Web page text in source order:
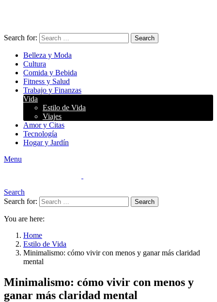
Search for: Search
Belleza y Moda
Cultura
Comida y Bebida
Fitness y Salud
Trabajo y Finanzas
Vida
Estilo de Vida
Viajes
Amor y Citas
Tecnología
Hogar y Jardín
Menu
Search
Search for:
Search
You are here:
Home
Estilo de Vida
Minimalismo: cómo vivir con menos y ganar más claridad
mental
Minimalismo: cómo vivir con menos y
ganar más claridad mental